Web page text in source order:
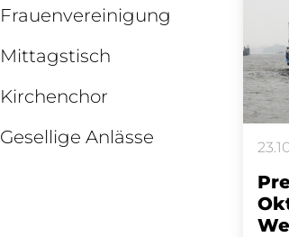
Frauenvereinigung
Mittagstisch
Kirchenchor
Gesellige Anlässe